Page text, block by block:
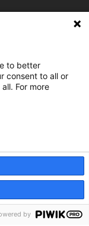
to better
consent to all or
For more
by